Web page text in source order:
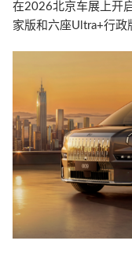
在2026北京车展上开
家版和六座Ultra+行政